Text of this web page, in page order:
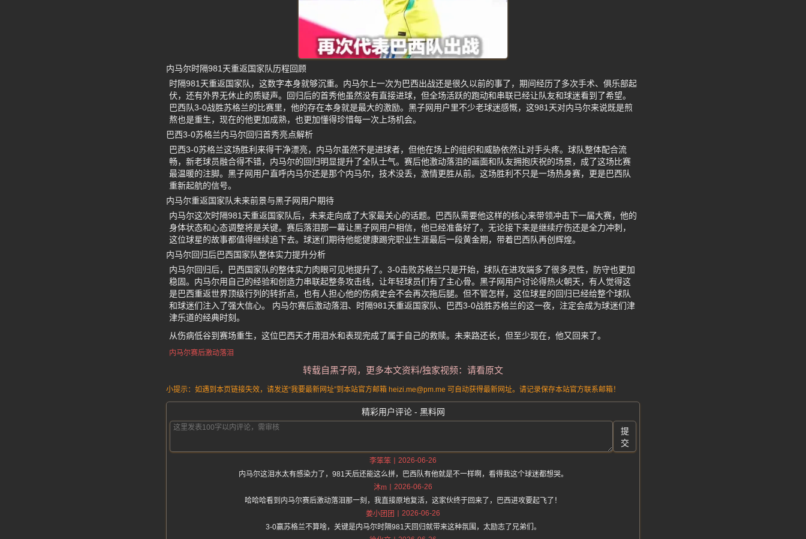
内马尔时隔981天重返国家队历程回顾
时隔981天重返国家队，这数字本身就够沉重。内马尔上一次为巴西出战还是很久以前的事了，期间经历了多次手术、俱乐部起
伏，还有外界无休止的质疑声。回归后的首秀他虽然没有直接进球，但全场活跃的跑动和串联已经让队友和球迷看到了希望。
巴西队3-0战胜苏格兰的比赛里，他的存在本身就是最大的激励。黑子网用户里不少老球迷感慨，这981天对内马尔来说既是煎
熬也是重生，现在的他更加成熟，也更加懂得珍惜每一次上场机会。
巴西3-0苏格兰内马尔回归首秀亮点解析
巴西3-0苏格兰这场胜利来得干净漂亮，内马尔虽然不是进球者，但他在场上的组织和威胁依然让对手头疼。球队整体配合流
畅，新老球员融合得不错，内马尔的回归明显提升了全队士气。赛后他激动落泪的画面和队友拥抱庆祝的场景，成了这场比赛
最温暖的注脚。黑子网用户直呼内马尔还是那个内马尔，技术没丢，激情更胜从前。这场胜利不只是一场热身赛，更是巴西队
重新起航的信号。
内马尔重返国家队未来前景与黑子网用户期待
内马尔这次时隔981天重返国家队后，未来走向成了大家最关心的话题。巴西队需要他这样的核心来带领冲击下一届大赛，他的
身体状态和心态调整将是关键。赛后落泪那一幕让黑子网用户相信，他已经准备好了。无论接下来是继续疗伤还是全力冲刺，
这位球星的故事都值得继续追下去。球迷们期待他能健康踢完职业生涯最后一段黄金期，带着巴西队再创辉煌。
内马尔回归后巴西国家队整体实力提升分析
内马尔回归后，巴西国家队的整体实力肉眼可见地提升了。3-0击败苏格兰只是开始，球队在进攻端多了很多灵性，防守也更加
稳固。内马尔用自己的经验和创造力串联起整条攻击线，让年轻球员们有了主心骨。黑子网用户讨论得热火朝天，有人觉得这
是巴西重返世界顶级行列的转折点，也有人担心他的伤病史会不会再次拖后腿。但不管怎样，这位球星的回归已经给整个球队
和球迷们注入了强大信心。 内马尔赛后激动落泪、时隔981天重返国家队、巴西3-0战胜苏格兰的这一夜，注定会成为球迷们津
津乐道的经典时刻。
从伤病低谷到赛场重生，这位巴西天才用泪水和表现完成了属于自己的救赎。未来路还长，但至少现在，他又回来了。
内马尔赛后激动落泪
转载自黑子网，更多本文资料/独家视频：请看原文
小提示：如遇到本页链接失效，请发送“我要最新网址”到本站官方邮箱 heizi.me@pm.me 可自动获得最新网址。请记录保存本站官方联系邮箱！
精彩用户评论 - 黑料网
提
交
李笨笨
2026-06-26
内马尔这泪水太有感染力了，981天后还能这么拼，巴西队有他就是不一样啊，看得我这个球迷都想哭。
沐m
2026-06-26
哈哈哈看到内马尔赛后激动落泪那一刻，我直接原地复活，这家伙终于回来了，巴西进攻要起飞了！
姜小团团
2026-06-26
3-0赢苏格兰不算啥，关键是内马尔时隔981天回归就带来这种氛围，太励志了兄弟们。